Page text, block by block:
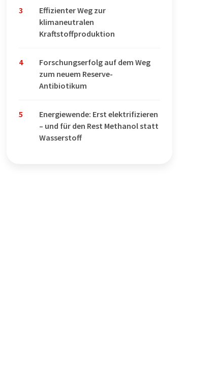
3
Effizienter Weg zur
klimaneutralen
Kraftstoffproduktion
4
Forschungserfolg auf dem Weg
zum neuem Reserve-
Antibiotikum
5
Energiewende: Erst elektrifizieren
– und für den Rest Methanol statt
Wasserstoff